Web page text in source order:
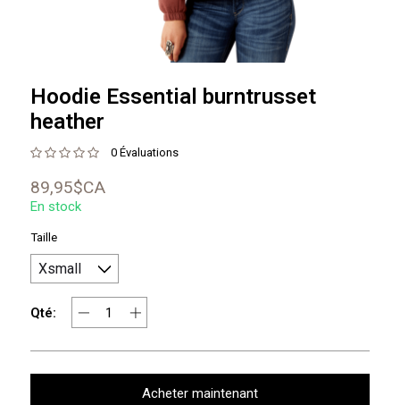
Hoodie Essential burntrusset
heather
0 Évaluations
89,95$CA
En stock
Taille
Qté:
Acheter maintenant